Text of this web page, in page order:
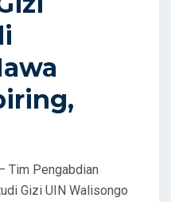
Tim Pengabdian
Gizi UIN Walisongo